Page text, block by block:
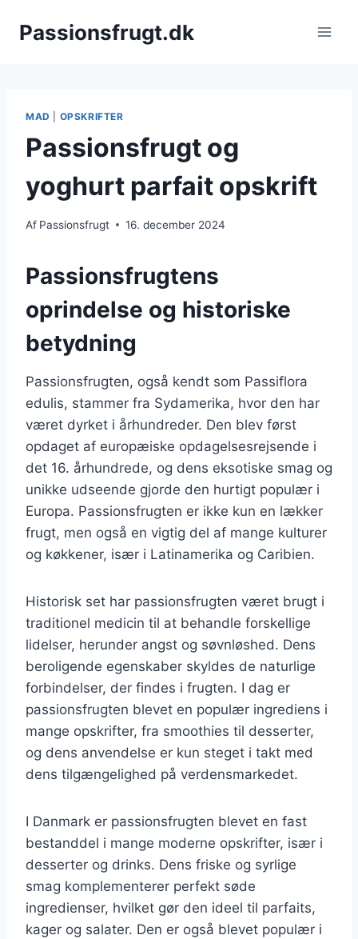
Passionsfrugt.dk
MAD OPSKRIFTER
Passionsfrugt og
yoghurt parfait opskrift
Af Passionsfrugt 16. december 2024
Passionsfrugtens
oprindelse og historiske
betydning
Passionsfrugten, også kendt som Passiflora
edulis, stammer fra Sydamerika, hvor den har
været dyrket i århundreder. Den blev først
opdaget af europæiske opdagelsesrejsende i
det 16. århundrede, og dens eksotiske smag og
unikke udseende gjorde den hurtigt populær i
Europa. Passionsfrugten er ikke kun en lækker
frugt, men også en vigtig del af mange kulturer
og køkkener, især i Latinamerika og Caribien.
Historisk set har passionsfrugten været brugt i
traditionel medicin til at behandle forskellige
lidelser, herunder angst og søvnløshed. Dens
beroligende egenskaber skyldes de naturlige
forbindelser, der findes i frugten. I dag er
passionsfrugten blevet en populær ingrediens i
mange opskrifter, fra smoothies til desserter,
og dens anvendelse er kun steget i takt med
dens tilgængelighed på verdensmarkedet.
I Danmark er passionsfrugten blevet en fast
bestanddel i mange moderne opskrifter, især i
desserter og drinks. Dens friske og syrlige
smag komplementerer perfekt søde
ingredienser, hvilket gør den ideel til parfaits,
kager og salater. Den er også blevet populær i